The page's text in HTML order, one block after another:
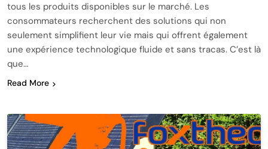
tous les produits disponibles sur le marché. Les
consommateurs recherchent des solutions qui non
seulement simplifient leur vie mais qui offrent également
une expérience technologique fluide et sans tracas. C’est là
que…
Read More